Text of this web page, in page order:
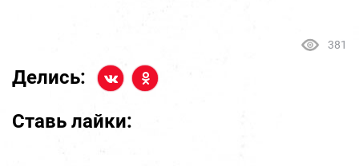
381
Делись:
Ставь лайки: